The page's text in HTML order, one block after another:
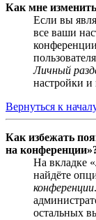
Как мне
Если вы
все ваши
Личный
настройки и
Вернуться к
Как избежать
на
На вкладке
найдёте
конференции
остальных